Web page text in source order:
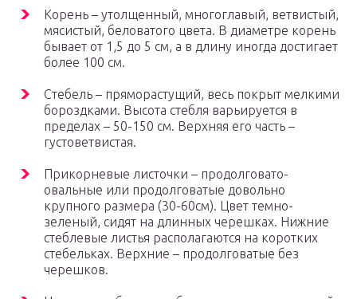
Корень – утолщенный, многоглавый, ветвистый,
мясистый, беловатого цвета. В диаметре корень
бывает от 1,5 до 5 см, а в длину иногда достигает
более 100 см.
Стебель – пряморастущий, весь покрыт мелкими
бороздками. Высота стебля варьируется в
пределах – 50-150 см. Верхняя его часть –
густоветвистая.
Прикорневые листочки – продолговато-
овальные или продолговатые довольно
крупного размера (30-60см). Цвет темно-
зеленый, сидят на длинных черешках. Нижние
стеблевые листья располагаются на коротких
стебельках. Верхние – продолговатые без
черешков.